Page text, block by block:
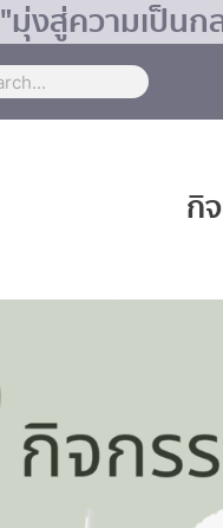
"มุ่งสู่ความเป็นก
กิ